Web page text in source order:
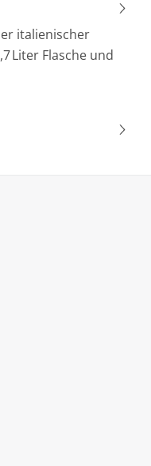
italienischer
Liter Flasche und